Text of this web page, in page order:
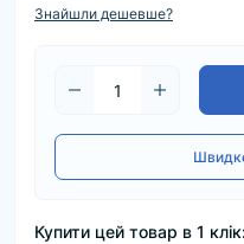
Знайшли дешевше?
Купити цей товар в 1 клік: